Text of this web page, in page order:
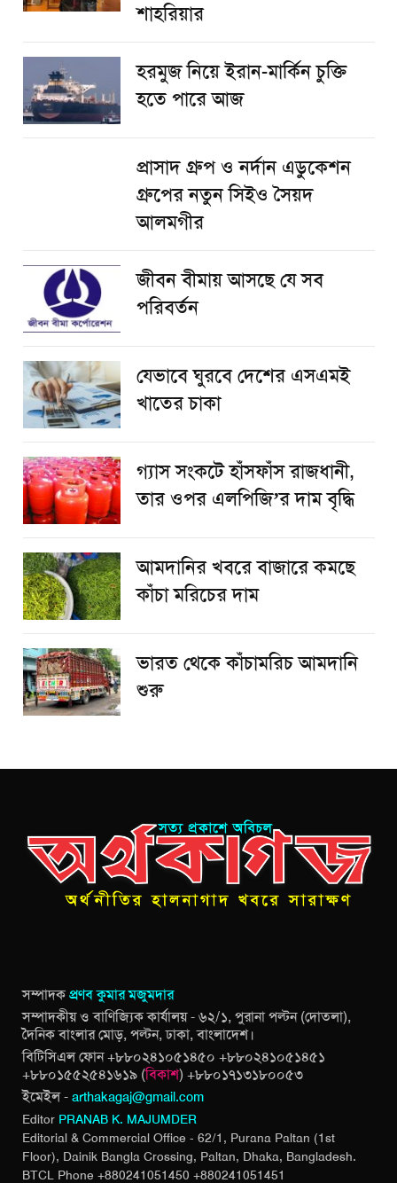
শাহরিয়ার
হরমুজ নিয়ে ইরান-মার্কিন চুক্তি
হতে পারে আজ
প্রাসাদ গ্রুপ ও নর্দান এডুকেশন
গ্রুপের নতুন সিইও সৈয়দ
আলমগীর
জীবন বীমায় আসছে যে সব
পরিবর্তন
যেভাবে ঘুরবে দেশের এসএমই
খাতের চাকা
গ্যাস সংকটে হাঁসফাঁস রাজধানী,
তার ওপর এলপিজি’র দাম বৃদ্ধি
আমদানির খবরে বাজারে কমছে
কাঁচা মরিচের দাম
ভারত থেকে কাঁচামরিচ আমদানি
শুরু
সম্পাদকপ্রণব কুমার মজুমদার
সম্পাদকীয় ও বাণিজ্যিক কার্যালয় - ৬২/১, পুরানা পল্টন (দোতলা),
দৈনিক বাংলার মোড়, পল্টন, ঢাকা, বাংলাদেশ।
বিটিসিএল ফোন +৮৮০২৪১০৫১৪৫০ +৮৮০২৪১০৫১৪৫১
+৮৮০১৫৫২৫৪১৬১৯ (বিকাশ) +৮৮০১৭১৩১৮০০৫৩
ইমেইল - arthakagaj@gmail.com
Editor PRANAB K. MAJUMDER
Editorial & Commercial Office - 62/1, Purana Paltan (1st
Floor), Dainik Bangla Crossing, Paltan, Dhaka, Bangladesh.
BTCL Phone +880241051450 +880241051451